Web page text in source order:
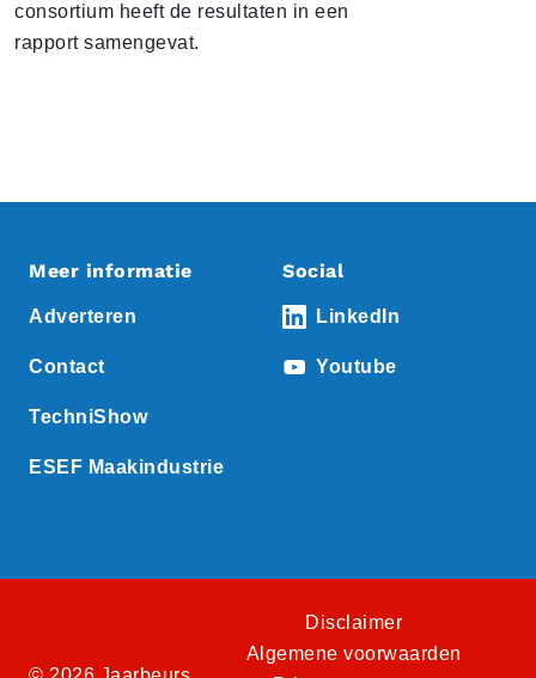
consortium heeft de resultaten in een
rapport samengevat.
Meer informatie
Adverteren
Contact
TechniShow
ESEF Maakindustrie
Social
LinkedIn
Youtube
Disclaimer
Algemene voorwaarden